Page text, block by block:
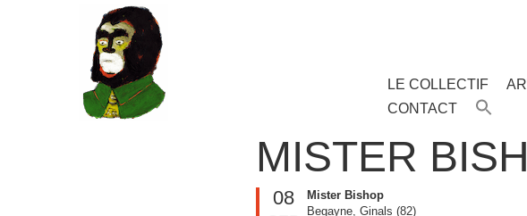
MENU
Aller
contenu
LE COLLECTIF
CONTACT
MISTER
08
Mister Bishop
Begayne, Ginals (82)